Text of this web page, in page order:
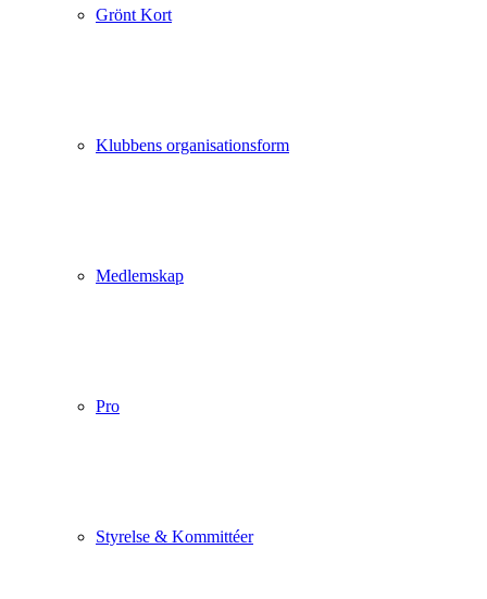
Grönt Kort
Klubbens organisationsform
Medlemskap
Pro
Styrelse & Kommittéer